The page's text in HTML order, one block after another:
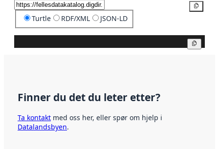
Turtle RDF/XML JSON-LD
Finner du det du leter etter?
Ta kontakt med oss her, eller spør om hjelp i
Datalandsbyen.